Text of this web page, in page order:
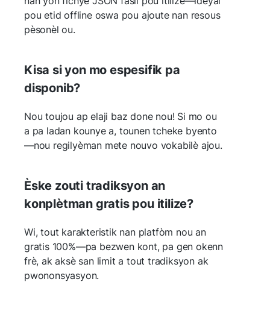
pou etid offline oswa pou ajoute nan resous
pèsonèl ou.
Kisa si yon mo espesifik pa
disponib?
Nou toujou ap elaji baz done nou! Si mo ou
a pa ladan kounye a, tounen tcheke byento
—nou regilyèman mete nouvo vokabilè ajou.
Èske zouti tradiksyon an
konplètman gratis pou itilize?
Wi, tout karakteristik nan platfòm nou an
gratis 100%—pa bezwen kont, pa gen okenn
frè, ak aksè san limit a tout tradiksyon ak
pwononsyasyon.